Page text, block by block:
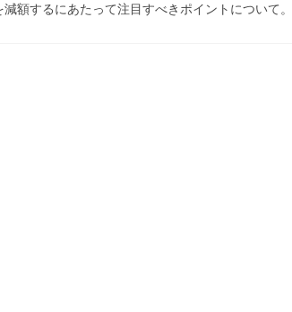
額するにあたって注目すべきポイントについて。